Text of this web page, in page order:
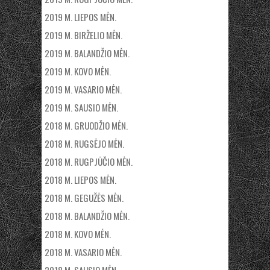
2019 M. LIEPOS MĖN.
2019 M. BIRŽELIO MĖN.
2019 M. BALANDŽIO MĖN.
2019 M. KOVO MĖN.
2019 M. VASARIO MĖN.
2019 M. SAUSIO MĖN.
2018 M. GRUODŽIO MĖN.
2018 M. RUGSĖJO MĖN.
2018 M. RUGPJŪČIO MĖN.
2018 M. LIEPOS MĖN.
2018 M. GEGUŽĖS MĖN.
2018 M. BALANDŽIO MĖN.
2018 M. KOVO MĖN.
2018 M. VASARIO MĖN.